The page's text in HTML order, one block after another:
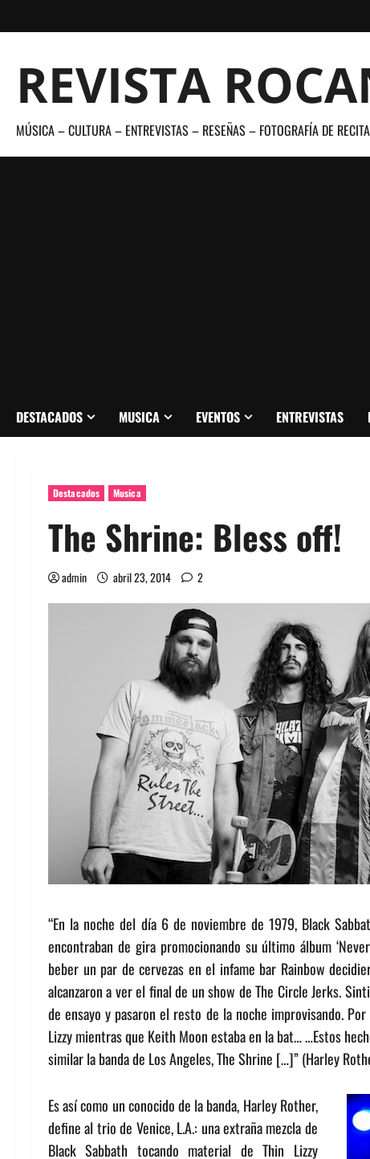
al
REVISTA
MÚSICA – CULTURA – ENTREVISTAS – RESEÑAS – FOTOGRAFÍA DE
DESTACADOS MUSICA EVENTOS ENTREVISTAS
Destacados Musica
The Shrine: Bless off!
admin abril 23, 2014 2
“En la noche del día 6 de noviembre de 1979, Black
encontraban de gira promocionando su último álbum
beber un par de cervezas en el infame bar Rainbow
alcanzaron a ver el final de un show de The Circle Jerks.
de ensayo y pasaron el resto de la noche improvisando.
Lizzy mientras que Keith Moon estaba en la bat… …Estos
similar la banda de Los Angeles, The Shrine […]” (Harley
Es así como un conocido de la banda, Harley Rother,
define al trio de Venice, L.A.: una extraña mezcla de
Black Sabbath tocando material de Thin Lizzy